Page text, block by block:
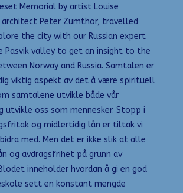
Memorial by artist Louise
architect Peter Zumthor, travelled
the city with our Russian expert
Pasvik valley to get an insight to the
Norway and Russia. Samtalen er
viktig aspekt av det å være spirituell
samtalene utvikle både vår
oss som mennesker. Stopp i
og midlertidig lån er tiltak vi
med. Men det er ikke slik at alle
og avdragsfrihet på grunn av
inneholder hvordan å gi en god
sett en konstant mengde